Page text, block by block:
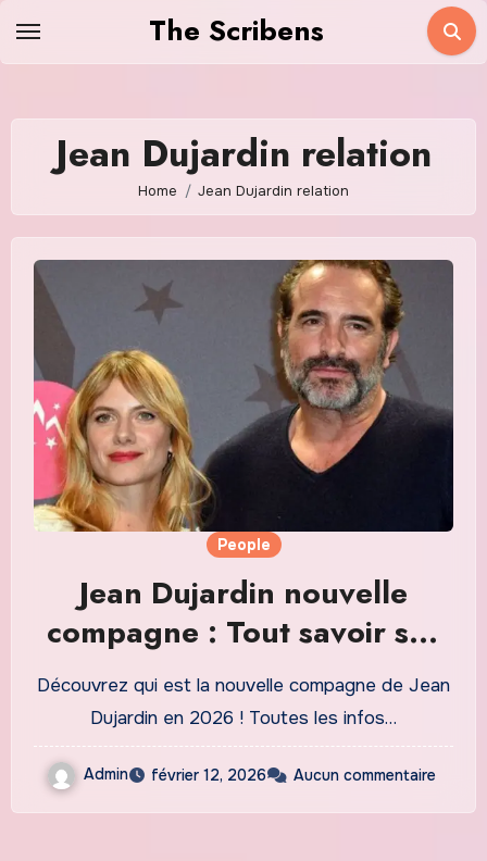
The Scribens
Jean Dujardin relation
Home Jean Dujardin relation
People
Jean Dujardin nouvelle
compagne : Tout savoir sur
sa relation secrète en 2026
Découvrez qui est la nouvelle compagne de Jean
Dujardin en 2026 ! Toutes les infos…
Admin février 12, 2026 Aucun commentaire